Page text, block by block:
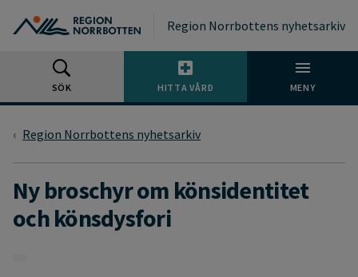
Region Norrbottens nyhetsarkiv
SÖK HITTA VÅRD MENY
Region Norrbottens nyhetsarkiv
Ny broschyr om könsidentitet
och könsdysfori